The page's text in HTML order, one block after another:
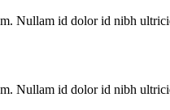
Nullam id dolor id nibh
Nullam id dolor id nibh